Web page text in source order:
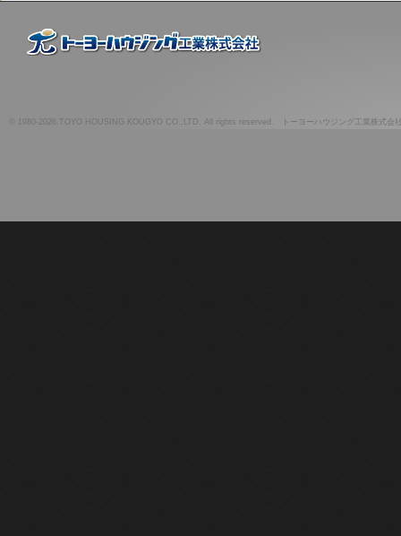
© 1980-2026.TOYO HOUSING KOUGYO CO.,LTD. All rights reserved. トーヨーハウジング工業株式会